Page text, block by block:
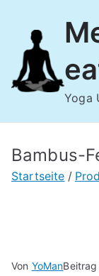
springen
Yoga
Bambus-
Startseite
Von YoMan